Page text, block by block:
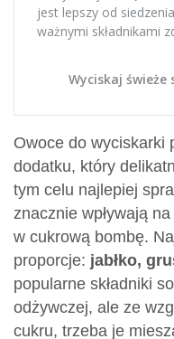
Owoce do wyciskarki
dodatku, który
tym celu najlepiej
znacznie wpływają
w cukrową bombę.
proporcje: jabłko,
popularne składniki
odżywczej, ale ze
cukru, trzeba je